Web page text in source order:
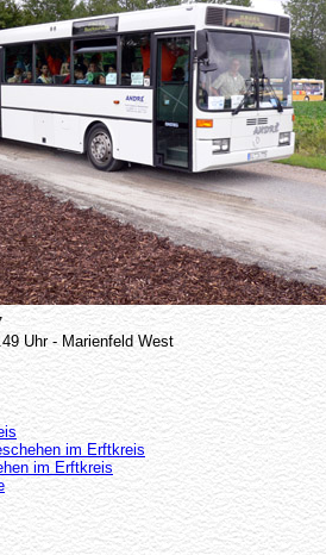
Uhr - Marienfeld West
im Erftkreis
im Erftkreis